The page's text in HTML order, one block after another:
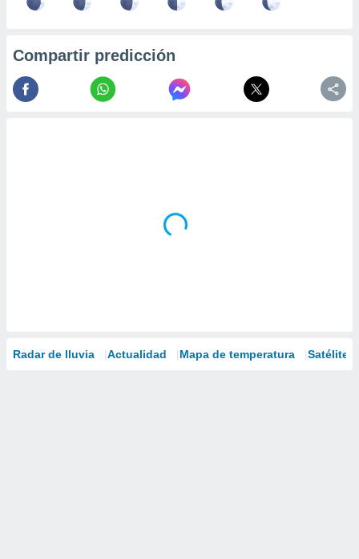
Compartir predicción
Radar de lluvia Actualidad Mapa de temperatura Satélites